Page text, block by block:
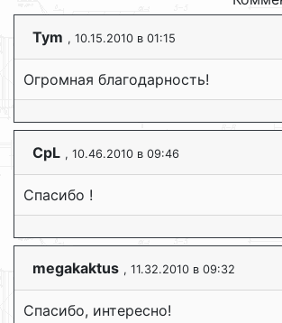
Tym , 10.15.2010 в 01:15
Огромная благодарность!
CpL , 10.46.2010 в 09:46
Спасибо !
megakaktus , 11.32.2010 в 09:32
Спасибо, интересно!